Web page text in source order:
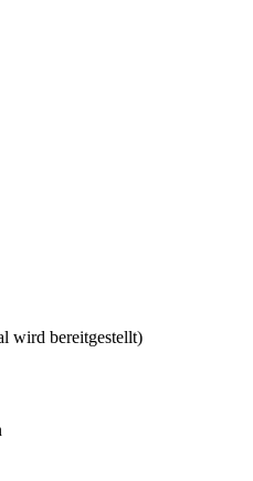
wird bereitgestellt)